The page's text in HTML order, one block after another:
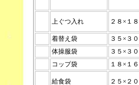
上ぐつ入れ ２８×１
着替え袋
３５×３
体操服袋
３５×３
コップ袋
１８×１
給食袋 ２５×２